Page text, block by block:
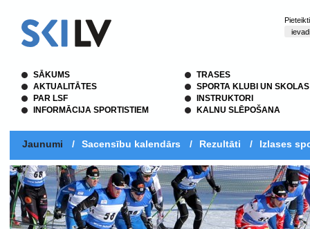
SĀKUMS
AKTUALITĀTES
PAR LSF
INFORMĀCIJA SPORTISTIEM
TRASES
SPORTA KLUBI UN SKOLAS
INSTRUKTORI
KALNU SLĒPOŠANA
Jaunumi / Sacensību kalendārs / Rezultāti / Izlases